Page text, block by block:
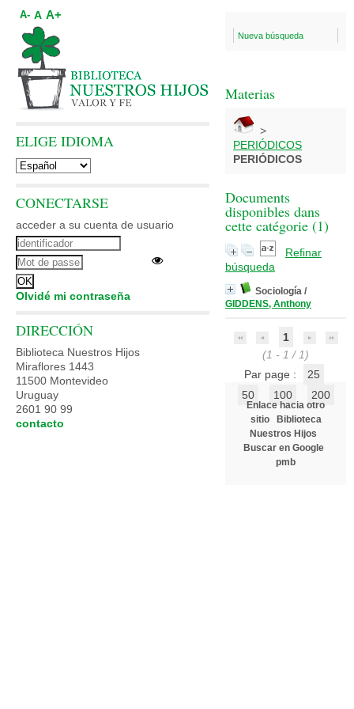
Nueva búsqueda
Materias
>
PERIÓDICOS
PERIÓDICOS
Documents
disponibles dans
cette catégorie (1)
Refinar
búsqueda
Sociología /
GIDDENS, Anthony
1
(1 - 1 / 1)
Par page :
25
50
100 200
Enlace hacia otro
sitio
Biblioteca
Nuestros Hijos
Buscar en Google
pmb
A- A A+
ELIGE IDIOMA
CONECTARSE
acceder a su cuenta de usuario
Olvidé mi contraseña
DIRECCIÓN
Biblioteca Nuestros Hijos
Miraflores 1443
11500 Montevideo
Uruguay
2601 90 99
contacto